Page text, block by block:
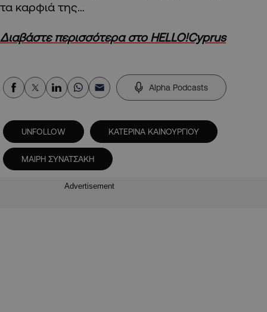
τα καρφιά της…
Διαβάστε περισσότερα στο HELLO!Cyprus
Alpha Podcasts
UNFOLLOW ΚΑΤΕΡΙΝΑ ΚΑΙΝΟΥΡΓΙΟΥ
ΜΑΙΡΗ ΣΥΝΑΤΣΑΚΗ
Advertisement